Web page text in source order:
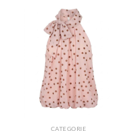
CATEGORIE